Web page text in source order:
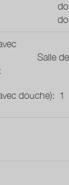
Salle
douche): 1